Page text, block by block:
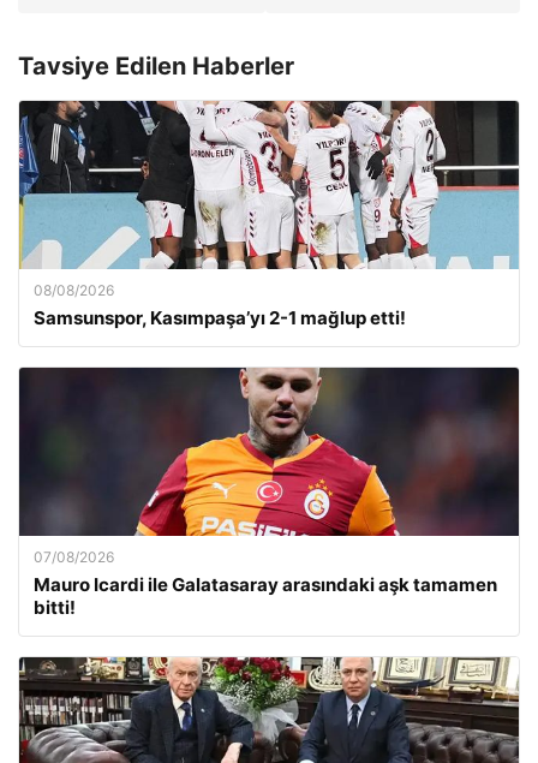
Tavsiye Edilen Haberler
08/08/2026
Samsunspor, Kasımpaşa’yı 2-1 mağlup etti!
07/08/2026
Mauro Icardi ile Galatasaray arasındaki aşk tamamen
bitti!